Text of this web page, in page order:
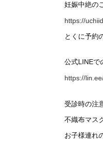
妊娠中絶の
https://
とくに予約
公式LINEで
https://
受診時の注
不織布マス
お子様連れ